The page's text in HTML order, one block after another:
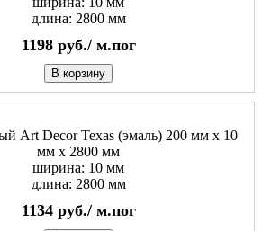
длина: 2800 мм
1198 руб./ м.пог
В корзину
Art Decor Texas (эмаль) 200 мм х 10
мм х 2800 мм
ширина: 10 мм
длина: 2800 мм
1134 руб./ м.пог